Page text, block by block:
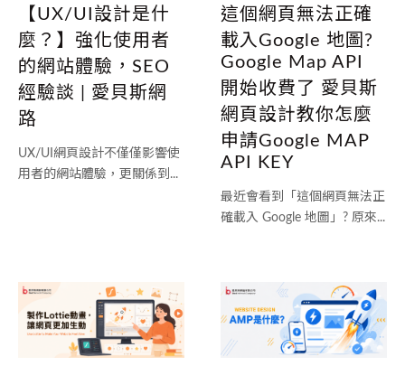
【UX/UI設計是什
麼？】強化使用者
的網站體驗，SEO
經驗談 | 愛貝斯網
路
UX/UI網頁設計不僅僅影響使
用者的網站體驗，更關係到...
這個網頁無法正確
載入Google 地圖?
Google Map API
開始收費了 愛貝斯
網頁設計教你怎麼
申請Google MAP
API KEY
最近會看到「這個網頁無法正
確載入 Google 地圖」? 原來...